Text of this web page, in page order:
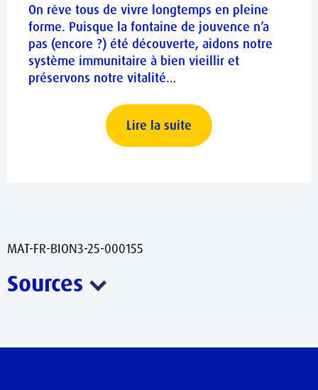
On rêve tous de vivre longtemps en pleine
forme. Puisque la fontaine de jouvence n’a
pas (encore ?) été découverte, aidons notre
système immunitaire à bien vieillir et
préservons notre vitalité…
Lire la suite
MAT-FR-BION3-25-000155
Sources